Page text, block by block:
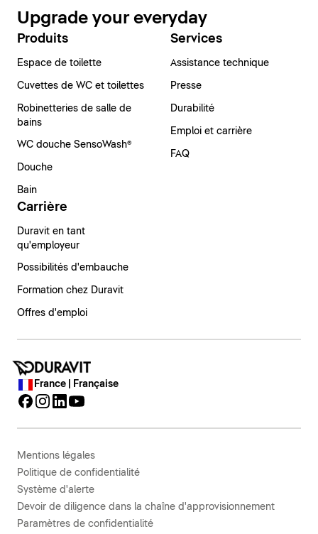
Upgrade your everyday
Produits
Espace de toilette
Cuvettes de WC et toilettes
Robinetteries de salle de
bains
WC douche SensoWash®
Douche
Bain
Services
Assistance technique
Presse
Durabilité
Emploi et carrière
FAQ
Carrière
Duravit en tant
qu'employeur
Possibilités d'embauche
Formation chez Duravit
Offres d'emploi
France | Française
Mentions légales
Politique de confidentialité
Système d'alerte
Devoir de diligence dans la chaîne d'approvisionnement
Paramètres de confidentialité